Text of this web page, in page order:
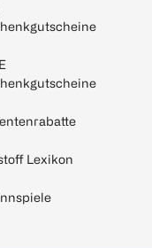
Lexikon